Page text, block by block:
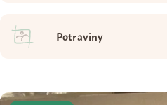
Potraviny